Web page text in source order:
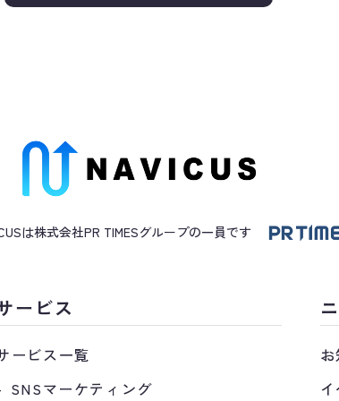
ネジメントシステムを実行するにあたり、個人情
延滞無く対応を行います。
プロミエ秋葉原801
者: 武内一矢
は株式会社PR TIMESグループの一員です
ービス
ービス一覧
SNSマーケティング